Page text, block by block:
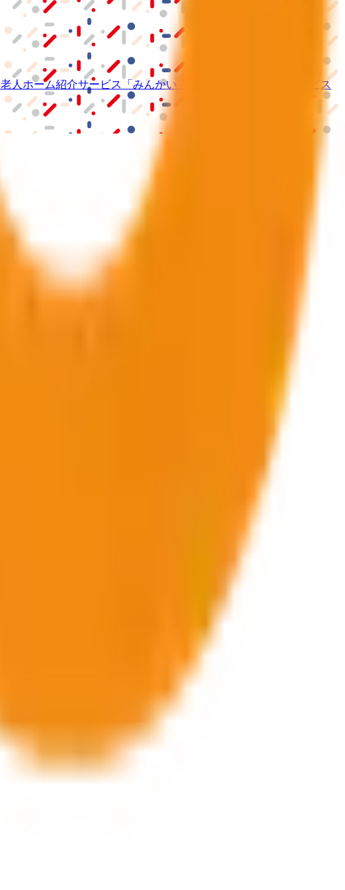
老人ホーム紹介サービス 「みんかい」
動画研修サービス